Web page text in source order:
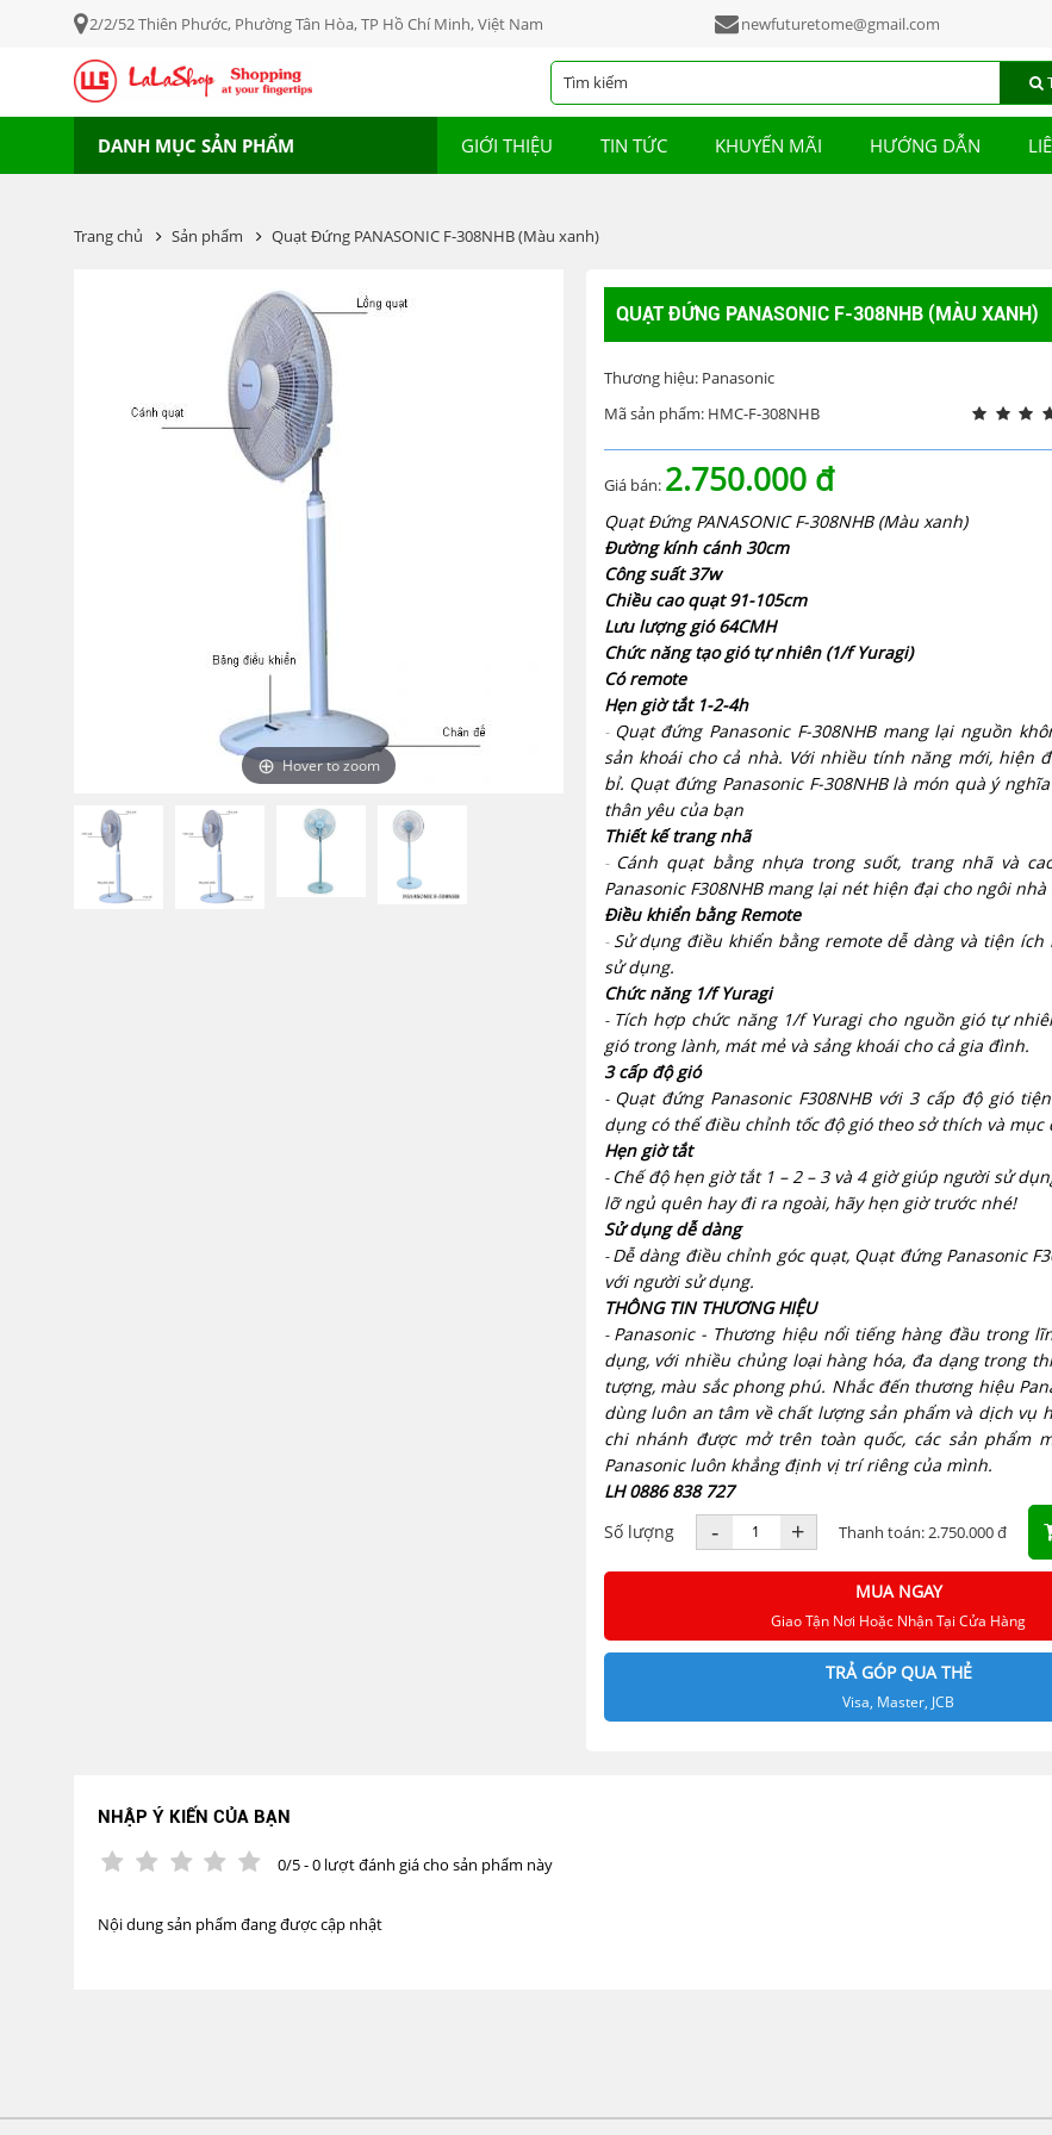
2/2/52 Thiên Phước, Phường Tân Hòa, TP Hồ Chí Minh, Việt Nam newfuturetome@gmail.com
DANH MỤC SẢN PHẨM GIỚI THIỆU TIN TỨC KHUYẾN MÃI HƯỚNG DẪN
Trang chủ Sản phẩm Quạt Đứng PANASONIC F-308NHB (Màu xanh)
Hover to zoom
QUẠT ĐỨNG PANASONIC F-308NHB (MÀU XANH)
Thương hiệu: Panasonic
Mã sản phẩm: HMC-F-308NHB
Giá bán: 2.750.000 đ
Quạt Đứng PANASONIC F-308NHB (Màu xanh)
Đường kính cánh 30cm
Công suất 37w
Chiều cao quạt 91-105cm
Lưu lượng gió 64CMH
Chức năng tạo gió tự nhiên (1/f Yuragi)
Có remote
Hẹn giờ tắt 1-2-4h
- Quạt đứng Panasonic F-308NHB mang lại nguồn
sản khoái cho cả nhà. Với nhiều tính năng mới, hiện
bỉ. Quạt đứng Panasonic F-308NHB là món quà ý
thân yêu của bạn
Thiết kế trang nhã
- Cánh quạt bằng nhựa trong suốt, trang nhã và
Panasonic F308NHB mang lại nét hiện đại cho ngôi nhà
Điều khiển bằng Remote
- Sử dụng điều khiển bằng remote dễ dàng và tiện
sử dụng.
Chức năng 1/f Yuragi
- Tích hợp chức năng 1/f Yuragi cho nguồn gió tự
gió trong lành, mát mẻ và sảng khoái cho cả gia đình.
3 cấp độ gió
- Quạt đứng Panasonic F308NHB với 3 cấp độ gió
dụng có thể điều chỉnh tốc độ gió theo sở thích và mục
Hẹn giờ tắt
-Chế độ hẹn giờ tắt 1 – 2 – 3 và 4 giờ giúp người sử
lỡ ngủ quên hay đi ra ngoài, hãy hẹn giờ trước nhé!
Sử dụng dễ dàng
-Dễ dàng điều chỉnh góc quạt, Quạt đứng Panasonic
với người sử dụng.
THÔNG TIN THƯƠNG HIỆU
- Panasonic - Thương hiệu nổi tiếng hàng đầu trong
dụng, với nhiều chủng loại hàng hóa, đa dạng trong
tượng, màu sắc phong phú. Nhắc đến thương hiệu
dùng luôn an tâm về chất lượng sản phẩm và dịch vụ
chi nhánh được mở trên toàn quốc, các sản phẩm
Panasonic luôn khẳng định vị trí riêng của mình.
LH 0886 838 727
Số lượng
- + Thanh toán: 2.750.000 đ
MUA NGAY
Giao Tận Nơi Hoặc Nhận Tại Cửa Hàng
TRẢ GÓP QUA THẺ
Visa, Master, JCB
NHẬP Ý KIẾN CỦA BẠN
0/5 - 0 lượt đánh giá cho sản phẩm này
Nội dung sản phẩm đang được cập nhật